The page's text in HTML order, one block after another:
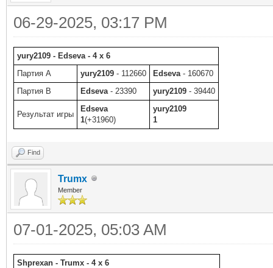
06-29-2025, 03:17 PM
yury2109 - Edseva - 4 x 6
Партия A
yury2109 - 112660 Edseva - 160670
Партия B
Edseva - 23390 yury2109 - 39440
Результат игры
Edseva
1(+31960)
yury2109
1
Find
Trumx
Member
07-01-2025, 05:03 AM
Shprexan - Trumx - 4 x 6